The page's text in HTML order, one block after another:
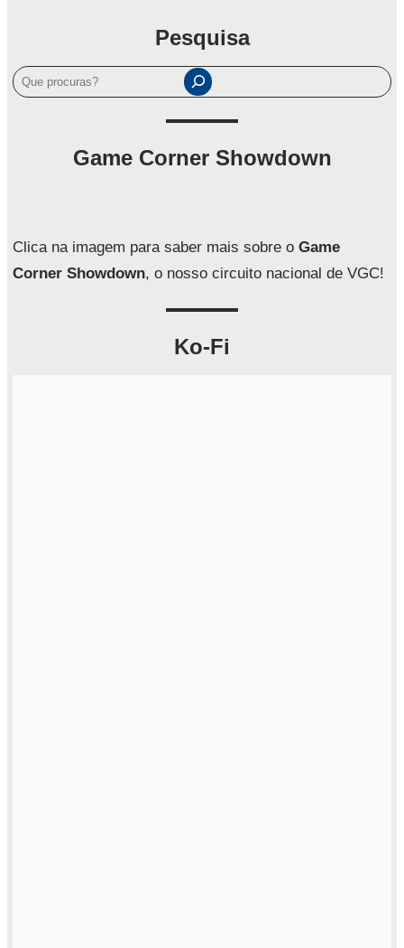
Pesquisa
P
e
a
r
Game Corner Showdown
Clica na imagem para saber mais sobre o Game
Corner Showdown, o nosso circuito nacional de VGC!
Ko-Fi